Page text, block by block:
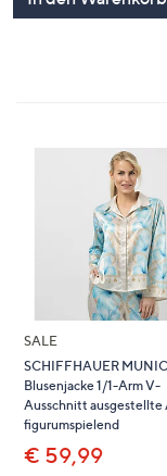
SALE
SCHIFFHAUER
Blusenjacke 1/1-Arm V-
Ausschnitt ausgestellte
figurumspielend
€ 59,99